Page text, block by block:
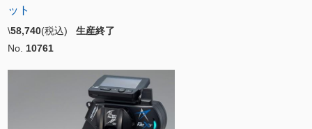
ット
\58,740(税込) 生産終了
No. 10761